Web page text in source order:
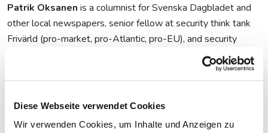
Diese Webseite verwendet Cookies
Wir verwenden Cookies, um Inhalte und Anzeigen zu
Patrik Oksanen is a columnist for Svenska Dagbladet and
other local newspapers, senior fellow at security think tank
Frivärld (pro-market, pro-Atlantic, pro-EU), and security
advisor for green liberal think tank Fores. H is strategic
advisor for Centre of Total Defence and Societal Security at
Swedish Defence University, and a member of Royal
Swedish Academy of War Sciences and Royal Swedish